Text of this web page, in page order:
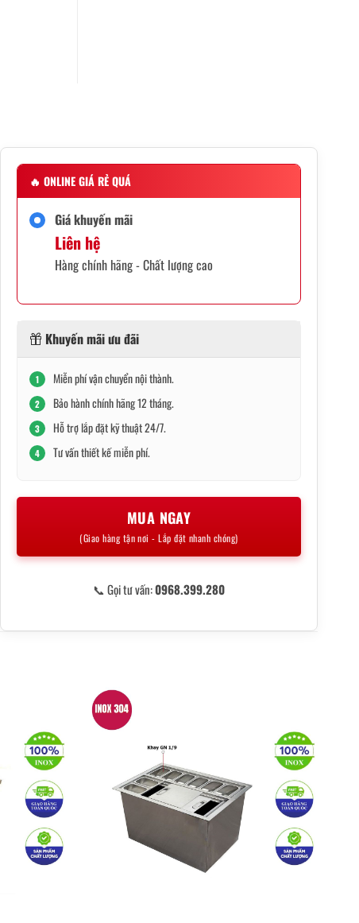
🔥 ONLINE GIÁ RẺ QUÁ
Giá khuyến mãi
Liên hệ
Hàng chính hãng - Chất lượng cao
Khuyến mãi ưu đãi
1 Miễn phí vận chuyển nội thành.
2 Bảo hành chính hãng 12 tháng.
3 Hỗ trợ lắp đặt kỹ thuật 24/7.
4 Tư vấn thiết kế miễn phí.
MUA NGAY
(Giao hàng tận nơi - Lắp đặt nhanh chóng)
📞 Gọi tư vấn:0968.399.280